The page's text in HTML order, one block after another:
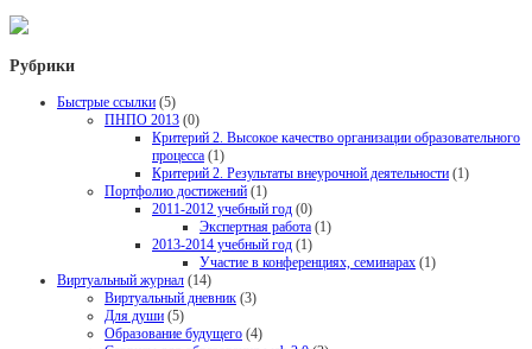
Рубрики
Быстрые ссылки (5)
ПНПО 2013 (0)
Критерий 2. Высокое качество организации образовательного
процесса (1)
Критерий 2. Результаты внеурочной деятельности (1)
Портфолио достижений (1)
2011-2012 учебный год (0)
Экспертная работа (1)
2013-2014 учебный год (1)
Участие в конференциях, семинарах (1)
Виртуальный журнал (14)
Виртуальный дневник (3)
Для души (5)
Образование будущего (4)